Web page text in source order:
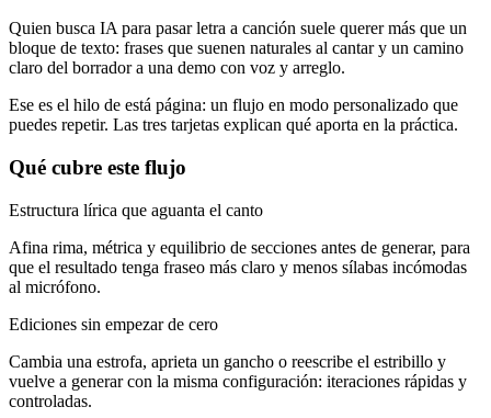
Quien busca IA para pasar letra a canción suele querer más que un
bloque de texto: frases que suenen naturales al cantar y un camino
claro del borrador a una demo con voz y arreglo.
Ese es el hilo de está página: un flujo en modo personalizado que
puedes repetir. Las tres tarjetas explican qué aporta en la práctica.
Qué cubre este flujo
Estructura lírica que aguanta el canto
Afina rima, métrica y equilibrio de secciones antes de generar, para
que el resultado tenga fraseo más claro y menos sílabas incómodas
al micrófono.
Ediciones sin empezar de cero
Cambia una estrofa, aprieta un gancho o reescribe el estribillo y
vuelve a generar con la misma configuración: iteraciones rápidas y
controladas.